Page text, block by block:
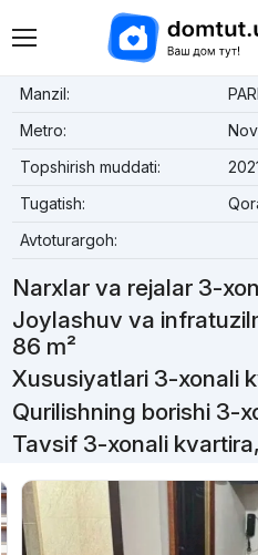
Manzil:
Metro:
Topshirish muddati:
Tugatish:
Avtoturargoh:
Narxlar va rejalar 3-
Joylashuv va
86 m²
Xususiyatlari 3-xonali
Qurilishning borishi 3-
Tavsif 3-xonali